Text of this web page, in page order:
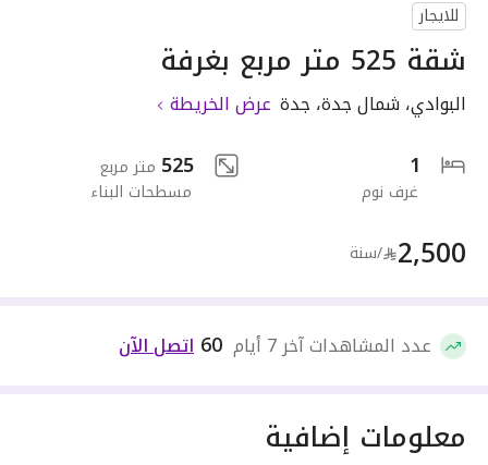
للايجار
شقة 525 متر مربع بغرفة
البوادي، شمال جدة، جدة عرض الخريطة
1
غرف نوم
525 متر مربع
مسطحات البناء
2,500 /سنة
عدد المشاهدات آخر 7 أيام 60 اتصل الآن
معلومات إضافية